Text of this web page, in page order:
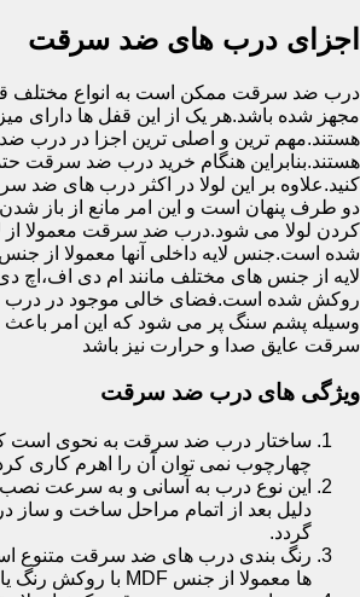
اجزای درب های ضد سرقت
درب ضد سرقت ممکن است به انواع
مجهز شده باشد.هر یک از این قفل ها دارای
هستند.مهم ترین و اصلی ترین اجزا در درب
هستند.بنابراین هنگام خرید درب ضد سرقت
کنید.علاوه بر این لولا در اکثر درب های ضد
دو طرف پنهان است و این امر مانع از باز
کردن لولا می شود.درب ضد سرقت معمولا از
شده است.جنس لایه داخلی آنها معمولا از
لایه از جنس های مختلف مانند ام دی اف،اچ
روکش شده است.فضای خالی موجود در درب
وسیله پشم سنگ پر می شود که این امر
سرقت عایق صدا و حرارت نیز باشد
ویژگی های درب ضد سرقت
ساختار درب ضد سرقت به نحوی است که
چهارچوب نمی توان آن را اهرم کاری
این نوع درب به آسانی و به سرعت
دلیل بعد از اتمام مراحل ساخت و
گردد.
رنگ بندی درب های ضد سرقت متنوع
ها معمولا از جنس MDF با روکش رنگ یا PVC می باشد.